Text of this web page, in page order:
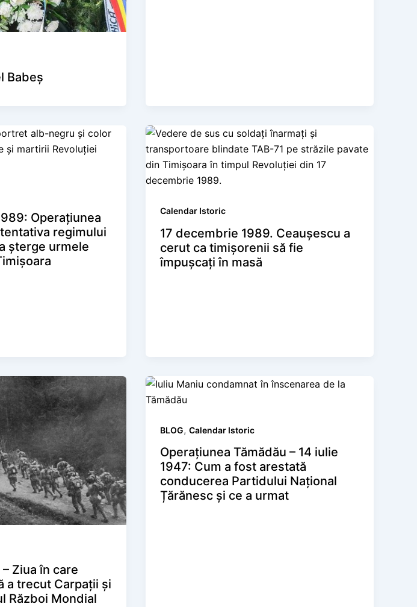
Babeș
Operațiunea
regimului
șterge urmele
Calendar Istoric
17 decembrie 1989. Ceaușescu a
cerut ca timișorenii să fie
împușcați în masă
Ziua în care
a trecut Carpații și
Război Mondial
BLOG,Calendar Istoric
Operațiunea Tămădău – 14 iulie
1947: Cum a fost arestată
conducerea Partidului Național
Țărănesc și ce a urmat